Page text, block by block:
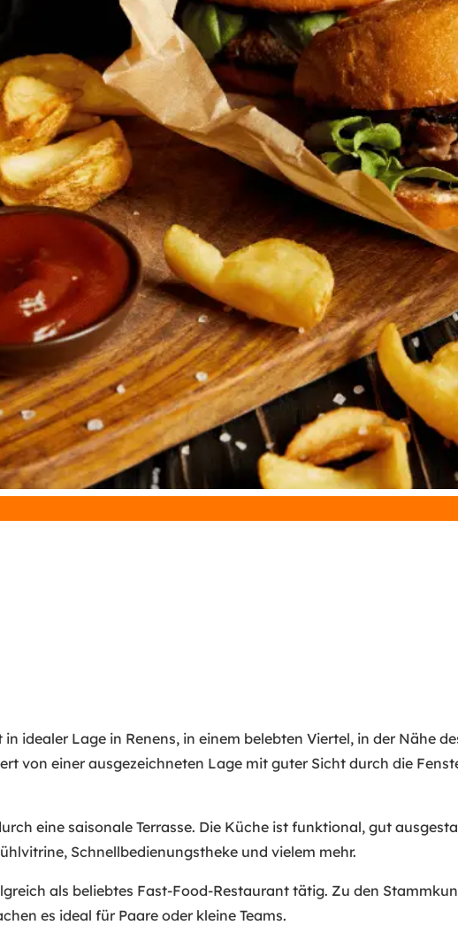
idealer Lage in Renens, in einem belebten Viertel, in der Nähe
von einer ausgezeichneten Lage mit guter Sicht durch die
eine saisonale Terrasse. Die Küche ist funktional, gut
Schnellbedienungstheke und vielem mehr.
als beliebtes Fast-Food-Restaurant tätig. Zu den
es ideal für Paare oder kleine Teams.